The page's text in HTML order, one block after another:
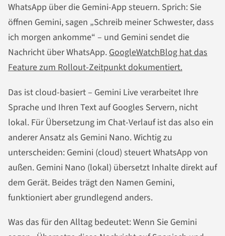
WhatsApp über die Gemini-App steuern. Sprich: Sie
öffnen Gemini, sagen „Schreib meiner Schwester, dass
ich morgen ankomme“ – und Gemini sendet die
Nachricht über WhatsApp. GoogleWatchBlog hat das
Feature zum Rollout-Zeitpunkt dokumentiert.
Das ist cloud-basiert – Gemini Live verarbeitet Ihre
Sprache und Ihren Text auf Googles Servern, nicht
lokal. Für Übersetzung im Chat-Verlauf ist das also ein
anderer Ansatz als Gemini Nano. Wichtig zu
unterscheiden: Gemini (cloud) steuert WhatsApp von
außen. Gemini Nano (lokal) übersetzt Inhalte direkt auf
dem Gerät. Beides trägt den Namen Gemini,
funktioniert aber grundlegend anders.
Was das für den Alltag bedeutet: Wenn Sie Gemini